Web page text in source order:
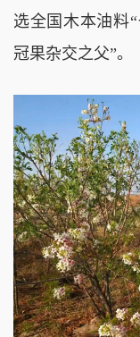
选全国木本油料
冠果杂交之父”。